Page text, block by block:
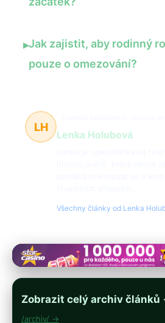
▸Jak zajistit, aby rodinný
pouze o omezování?
LH
Lenka Holubová
Všechny články od Lenka
Zobrazit celý archiv článků
/archiv/ →